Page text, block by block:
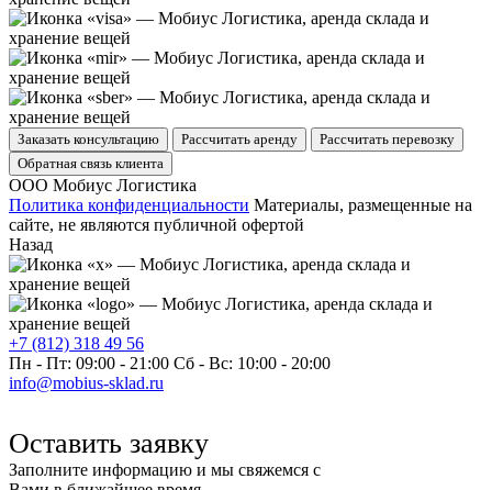
Заказать консультацию Рассчитать аренду
Рассчитать перевозку
Обратная связь клиента
ООО Мобиус Логистика
Политика конфиденциальности Материалы, размещенные на
сайте, не являются публичной офертой
Назад
+7 (812) 318 49 56
Пн - Пт: 09:00 - 21:00 Сб - Вс: 10:00 - 20:00
info@mobius-sklad.ru
Оставить заявку
Заполните информацию и мы свяжемся с